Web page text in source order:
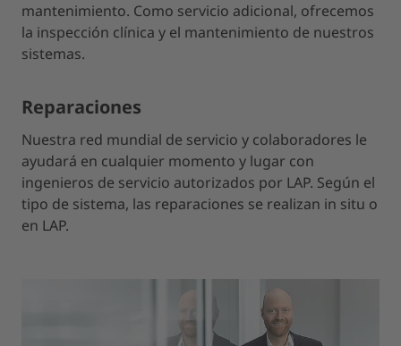
mantenimiento. Como servicio adicional, ofrecemos
la inspección clínica y el mantenimiento de nuestros
sistemas.
Reparaciones
Nuestra red mundial de servicio y colaboradores le
ayudará en cualquier momento y lugar con
ingenieros de servicio autorizados por LAP. Según el
tipo de sistema, las reparaciones se realizan in situ o
en LAP.